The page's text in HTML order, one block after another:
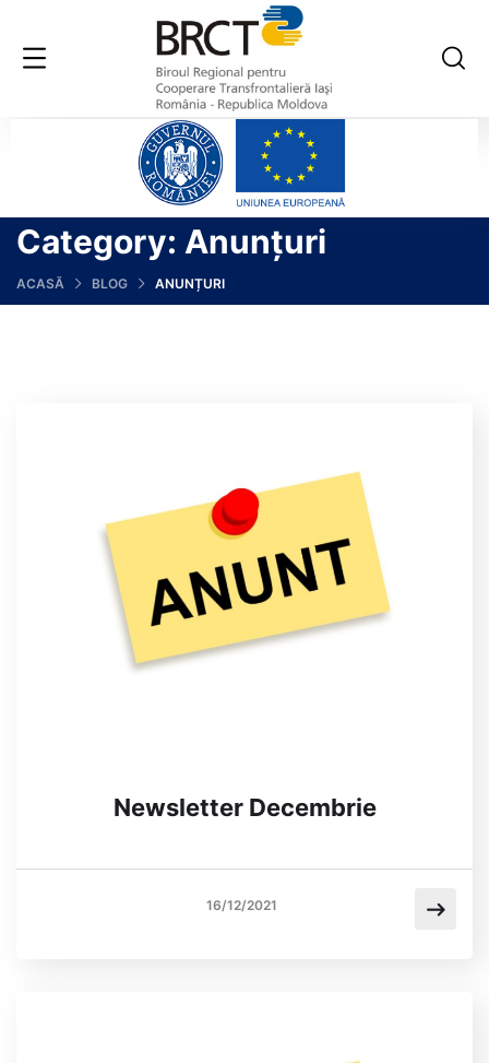
Category: Anunțuri
ACASĂ BLOG ANUNȚURI
Newsletter Decembrie
16/12/2021